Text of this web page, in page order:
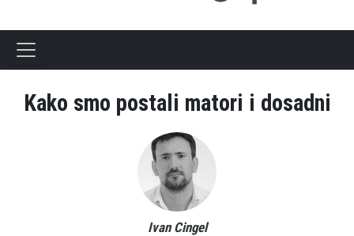
Kako smo postali matori i dosadni
Ivan Cingel